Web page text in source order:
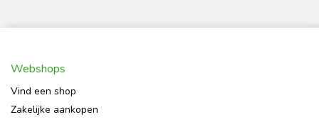
Webshops
Vind een shop
Zakelijke aankopen